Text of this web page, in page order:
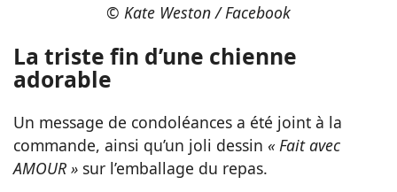
© Kate Weston / Facebook
La triste fin d’une chienne
adorable
Un message de condoléances a été joint à la
commande, ainsi qu’un joli dessin « Fait avec
AMOUR » sur l’emballage du repas.